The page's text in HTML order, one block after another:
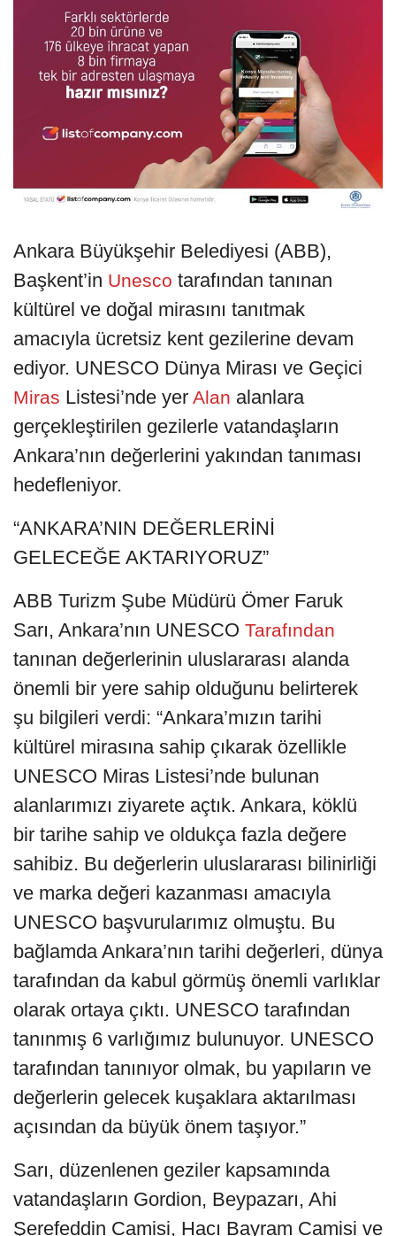
Ankara Büyükşehir Belediyesi (ABB),
Başkent’in Unesco tarafından tanınan
kültürel ve doğal mirasını tanıtmak
amacıyla ücretsiz kent gezilerine devam
ediyor. UNESCO Dünya Mirası ve Geçici
Miras Listesi’nde yer Alan alanlara
gerçekleştirilen gezilerle vatandaşların
Ankara’nın değerlerini yakından tanıması
hedefleniyor.
“ANKARA’NIN DEĞERLERİNİ
GELECEĞE AKTARIYORUZ”
ABB Turizm Şube Müdürü Ömer Faruk
Sarı, Ankara’nın UNESCO Tarafından
tanınan değerlerinin uluslararası alanda
önemli bir yere sahip olduğunu belirterek
şu bilgileri verdi: “Ankara’mızın tarihi
kültürel mirasına sahip çıkarak özellikle
UNESCO Miras Listesi’nde bulunan
alanlarımızı ziyarete açtık. Ankara, köklü
bir tarihe sahip ve oldukça fazla değere
sahibiz. Bu değerlerin uluslararası bilinirliği
ve marka değeri kazanması amacıyla
UNESCO başvurularımız olmuştu. Bu
bağlamda Ankara’nın tarihi değerleri, dünya
tarafından da kabul görmüş önemli varlıklar
olarak ortaya çıktı. UNESCO tarafından
tanınmış 6 varlığımız bulunuyor. UNESCO
tarafından tanınıyor olmak, bu yapıların ve
değerlerin gelecek kuşaklara aktarılması
açısından da büyük önem taşıyor.”
Sarı, düzenlenen geziler kapsamında
vatandaşların Gordion, Beypazarı, Ahi
Şerefeddin Camisi, Hacı Bayram Camisi ve